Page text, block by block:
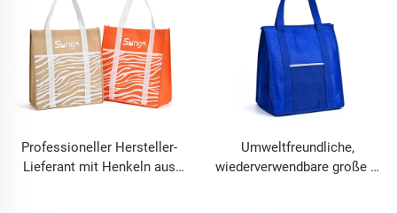
Metallfolie, glänzende PP-
Taschen
Professioneller Hersteller-
Lieferant mit Henkeln aus
Umweltfreundliche,
wiederverwendbare große 2-